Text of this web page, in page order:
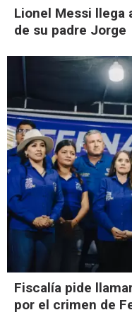
Lionel Messi llega
de su padre Jorge
Fiscalía pide
por el crimen de